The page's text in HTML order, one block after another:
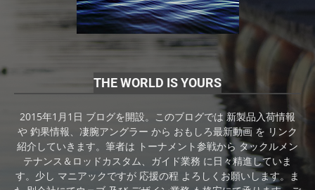
THE WORLD IS YOURS
2015年1月1日 ブログを開設。このブログでは 新製品入荷情報
や 釣果情報、凄腕アングラー から おもしろ最新動画 を リンク
紹介していきます。筆者は トーナメント参戦から タックルメン
テナンス＆ロッドカスタム、ガイド業務 に日々精進していま
す。少し マニアックですが 応援の程 よろしくお願いします。ま